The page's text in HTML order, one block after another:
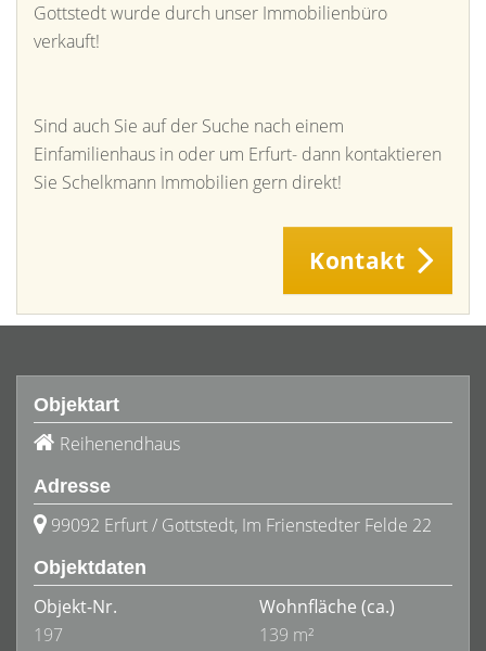
Gottstedt wurde durch unser Immobilienbüro
verkauft!
Sind auch Sie auf der Suche nach einem
Einfamilienhaus in oder um Erfurt- dann kontaktieren
Sie Schelkmann Immobilien gern direkt!
Kontakt
Objektart
Reihenendhaus
Adresse
99092 Erfurt / Gottstedt, Im Frienstedter Felde 22
Objektdaten
Objekt-Nr.
197
Wohnfläche (ca.)
139 m²